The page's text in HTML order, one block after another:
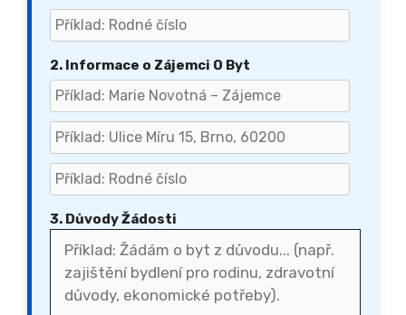
2. Informace o Zájemci O Byt
3. Důvody Žádosti